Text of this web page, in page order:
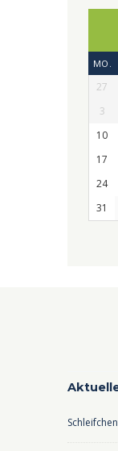
MO.
27
3
10
17
24
31